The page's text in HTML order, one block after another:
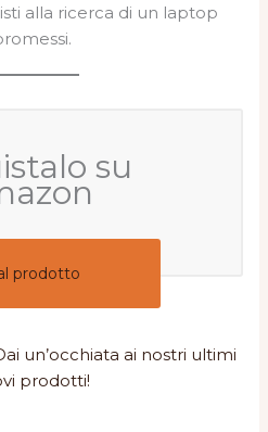
alla ricerca di un laptop
su
prodotto
un’occhiata ai nostri ultimi
prodotti!